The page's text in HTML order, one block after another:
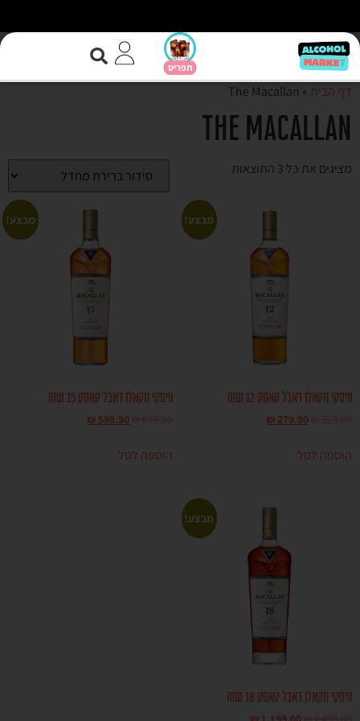
דף הבית »
The Macallan
The Macallan
מציגים את כל ⁦3⁩ התוצאות
מבצע!
וויסקי מקאלן דאבל קאסק 12 שנה
279.90
₪
הוספה לסל
מבצע!
וויסקי מקאלן דאבל קאסק 15 שנה
589.90
₪
הוספה לסל
מבצע!
וויסקי מקאלן דאבל קאסק 18 שנה